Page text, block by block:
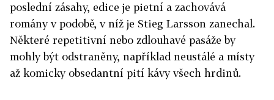
poslední zásahy, edice je pietní a zachovává
romány v podobě, v níž je Stieg Larsson zanechal.
Některé repetitivní nebo zdlouhavé pasáže by
mohly být odstraněny, například neustálé a místy
až komicky obsedantní pití kávy všech hrdinů.